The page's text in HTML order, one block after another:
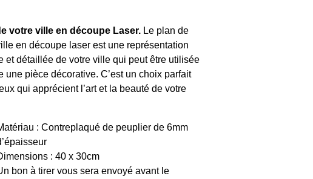
votre ville en découpe Laser. Le plan de
en découpe laser est une représentation
et détaillée de votre ville qui peut être utilisée
une pièce décorative. C’est un choix parfait
qui apprécient l’art et la beauté de votre
: Contreplaqué de peuplier de 6mm
: 40 x 30cm
bon à tirer vous sera envoyé avant le